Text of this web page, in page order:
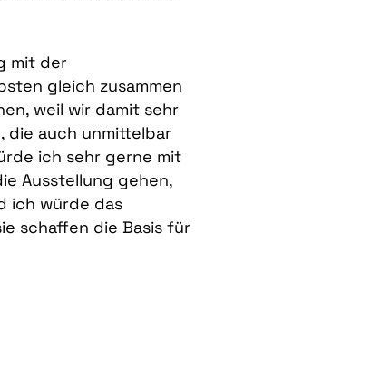
mit der
gleich zusammen
weil wir damit sehr
auch unmittelbar
ich sehr gerne mit
Ausstellung gehen,
ich würde das
schaffen die Basis für